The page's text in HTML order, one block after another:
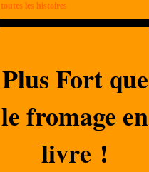
toutes les histoires
Plus Fort que
le fromage en
livre !